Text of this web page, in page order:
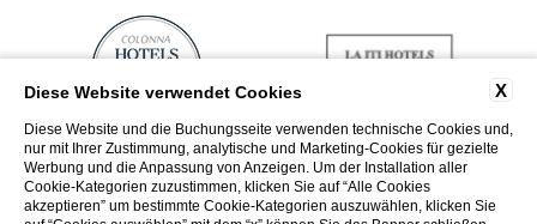
X
Diese Website verwendet Cookies
Diese Website und die Buchungsseite verwenden technische Cookies und,
nur mit Ihrer Zustimmung, analytische und Marketing-Cookies für gezielte
Werbung und die Anpassung von Anzeigen. Um der Installation aller
Cookie-Kategorien zuzustimmen, klicken Sie auf “Alle Cookies
akzeptieren” um bestimmte Cookie-Kategorien auszuwählen, klicken Sie